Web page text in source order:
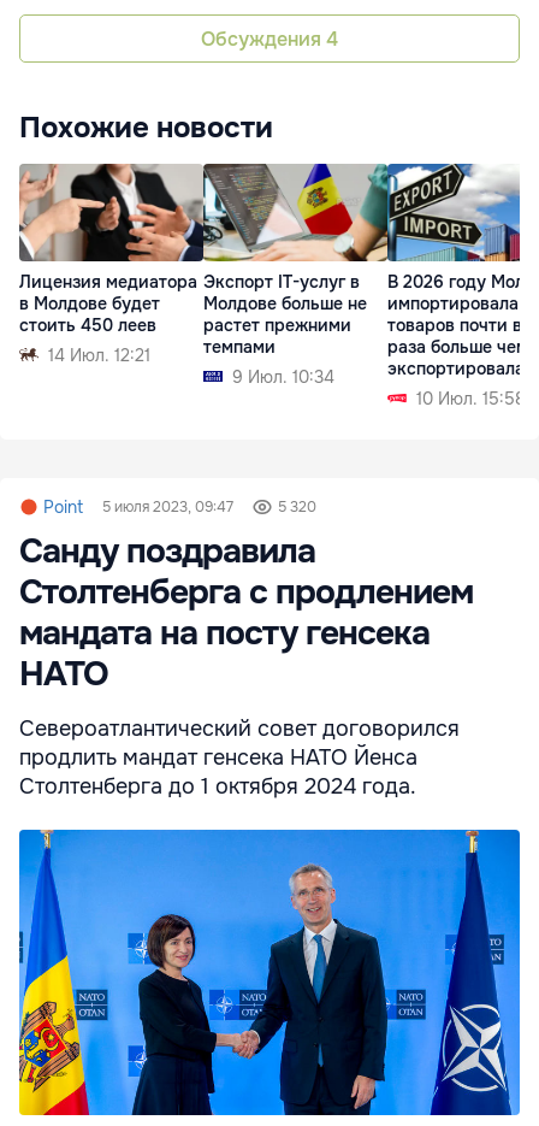
Обсуждения 4
Похожие новости
Лицензия медиатора
в Молдове будет
стоить 450 леев
14 Июл. 12:21
Экспорт IT-услуг в
Молдове больше не
растет прежними
темпами
9 Июл. 10:34
В 2026 году
импортировала
товаров почти в
раза больше чем
экспортировала
10 Июл. 15:58
Point 5 июля 2023, 09:47 5 320
Санду поздравила
Столтенберга с продлением
мандата на посту генсека
НАТО
Североатлантический совет договорился
продлить мандат генсека НАТО Йенса
Столтенберга до 1 октября 2024 года.